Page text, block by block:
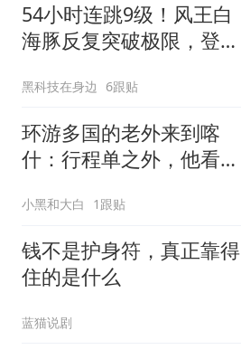
54小时连跳9级！风王白
海豚反复突破极限，登陆
黑科技在身边 6跟贴
环游多国的老外来到喀
什：行程单之外，他看到
小黑和大白 1跟贴
钱不是护身符，真正靠得
住的是什么
蓝猫说剧